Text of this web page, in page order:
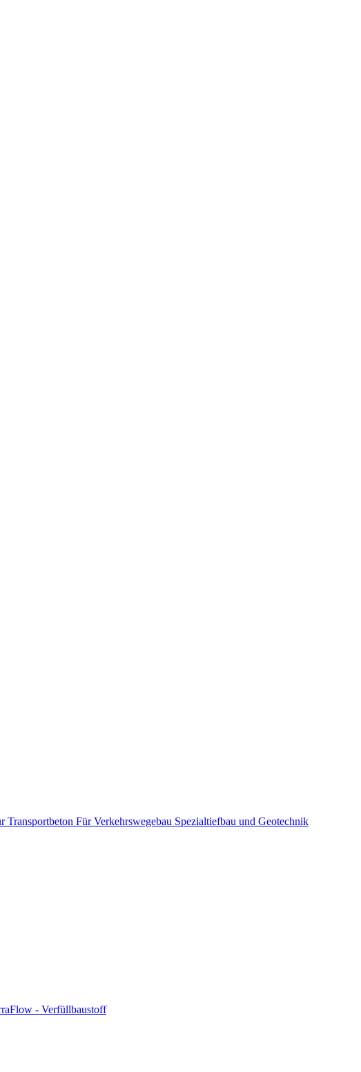
Transportbeton Für Verkehrswegebau Spezialtiefbau und Geotechnik
- Verfüllbaustoff